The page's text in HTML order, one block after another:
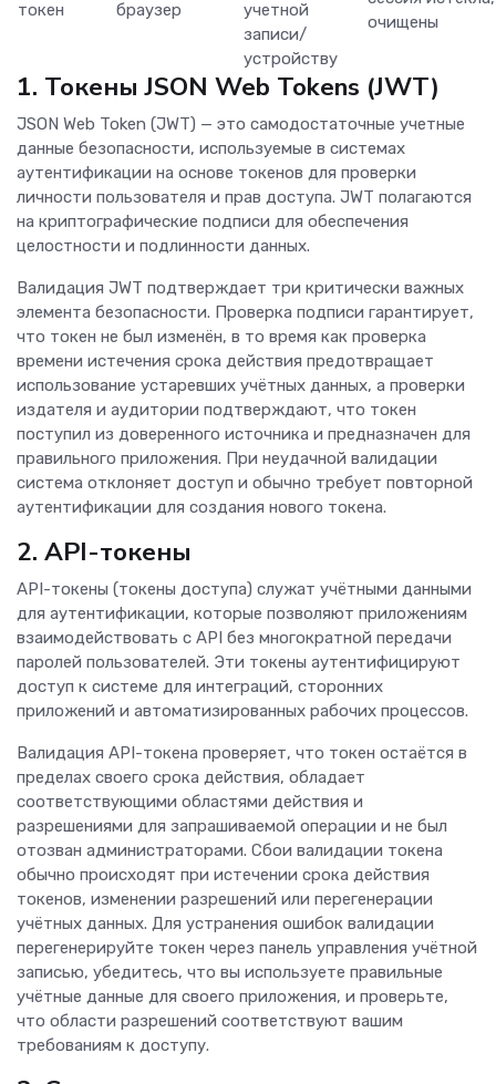
токен
браузер
учетной
записи/
устройству
очищены
1. Токены JSON Web Tokens (JWT)
JSON Web Token (JWT) — это самодостаточные учетные
данные безопасности, используемые в системах
аутентификации на основе токенов для проверки
личности пользователя и прав доступа. JWT полагаются
на криптографические подписи для обеспечения
целостности и подлинности данных.
Валидация JWT подтверждает три критически важных
элемента безопасности. Проверка подписи гарантирует,
что токен не был изменён, в то время как проверка
времени истечения срока действия предотвращает
использование устаревших учётных данных, а проверки
издателя и аудитории подтверждают, что токен
поступил из доверенного источника и предназначен для
правильного приложения. При неудачной валидации
система отклоняет доступ и обычно требует повторной
аутентификации для создания нового токена.
2. API-токены
API-токены (токены доступа) служат учётными данными
для аутентификации, которые позволяют приложениям
взаимодействовать с API без многократной передачи
паролей пользователей. Эти токены аутентифицируют
доступ к системе для интеграций, сторонних
приложений и автоматизированных рабочих процессов.
Валидация API-токена проверяет, что токен остаётся в
пределах своего срока действия, обладает
соответствующими областями действия и
разрешениями для запрашиваемой операции и не был
отозван администраторами. Сбои валидации токена
обычно происходят при истечении срока действия
токенов, изменении разрешений или перегенерации
учётных данных. Для устранения ошибок валидации
перегенерируйте токен через панель управления учётной
записью, убедитесь, что вы используете правильные
учётные данные для своего приложения, и проверьте,
что области разрешений соответствуют вашим
требованиям к доступу.